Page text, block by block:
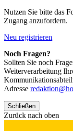
Nutzen Sie bitte das
Zugang anzufordern.
Neu registrieren
Noch Fragen?
Sollten Sie noch
Weiterverarbeitung
Adresse
Schließen
Zurück nach oben